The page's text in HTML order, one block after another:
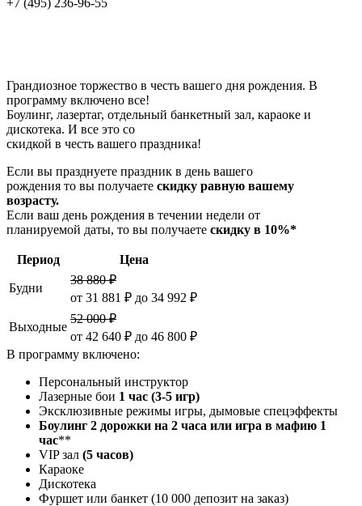
Грандиозное торжество в честь вашего дня рождения. В
программу включено все!
Боулинг, лазертаг, отдельный банкетный зал, караоке и
дискотека. И все это со
скидкой в честь вашего праздника!
Если вы празднуете праздник в день вашего
рождения то вы получаете скидку равную вашему
возрасту.
Если ваш день рождения в течении недели от
планируемой даты, то вы получаете скидку в 10%*
Период Цена
Будни
38 880 ₽
от 31 881 ₽ до 34 992 ₽
Выходные
52 000 ₽
от 42 640 ₽ до 46 800 ₽
В программу включено:
Персональный инструктор
Лазерные бои 1 час (3-5 игр)
Эксклюзивные режимы игры, дымовые спецэффекты
Боулинг 2 дорожки на 2 часа или игра в мафию 1
час**
VIP зал (5 часов)
Караоке
Дискотека
Фуршет или банкет (10 000 депозит на заказ)